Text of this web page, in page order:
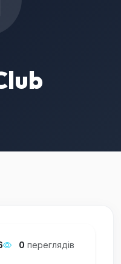
0 переглядів